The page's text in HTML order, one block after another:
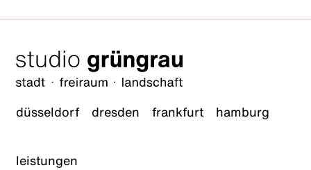
düsseldorf dresden frankfurt hamburg
leistungen